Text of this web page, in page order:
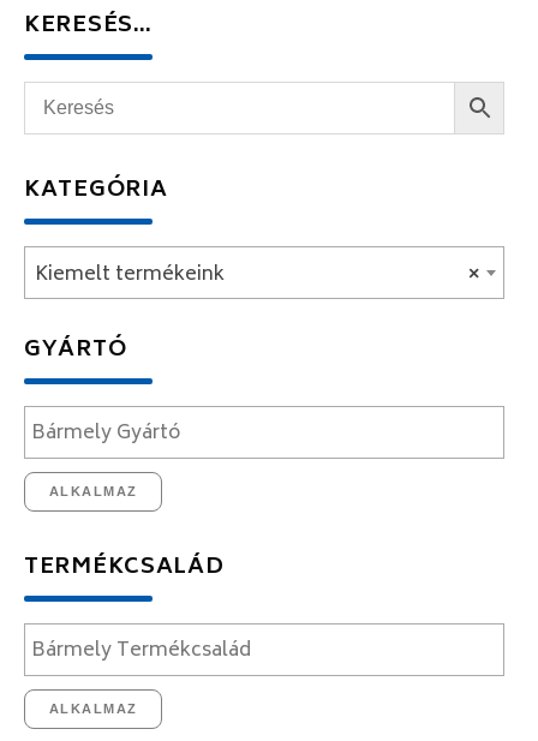
KERESÉS…
KATEGÓRIA
×
Kiemelt termékeink
GYÁRTÓ
ALKALMAZ
TERMÉKCSALÁD
ALKALMAZ